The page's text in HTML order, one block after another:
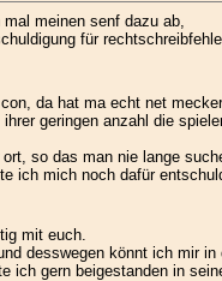
meinen senf dazu ab,
für
da hat ma echt net
geringen anzahl die
so das man nie lange
ich mich noch dafür
mit euch.
desswegen könnt ich mir
ich gern beigestanden in